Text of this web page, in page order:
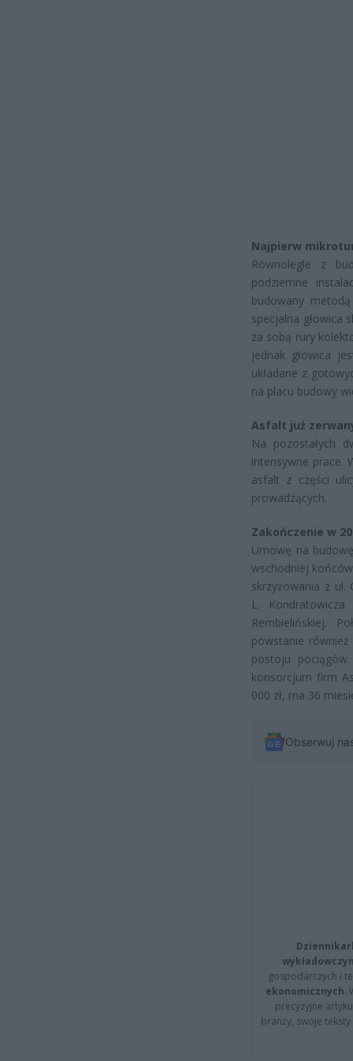
Najpierw
Równolegle z
podziemne
budowany
specjalna głowica
za sobą rury
jednak głowica
układane z
na placu budowy
Asfalt już
Na pozostałych
intensywne prace.
asfalt z części
prowadzących.
Zakończenie w
Umowę na
wschodniej
skrzyżowania z ul.
L.
Rembielińskiej.
powstanie
postoju
konsorcjum firm
000 zł, ma 36
Obserwuj
gospodarczych i
ekonomicznych.
precyzyjne
branży, swoje